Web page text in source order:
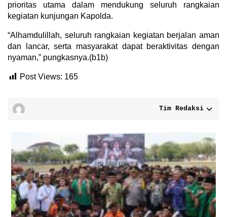
prioritas utama dalam mendukung seluruh rangkaian
kegiatan kunjungan Kapolda.
“Alhamdulillah, seluruh rangkaian kegiatan berjalan aman
dan lancar, serta masyarakat dapat beraktivitas dengan
nyaman,” pungkasnya.(b1b)
Post Views: 165
Tim Redaksi